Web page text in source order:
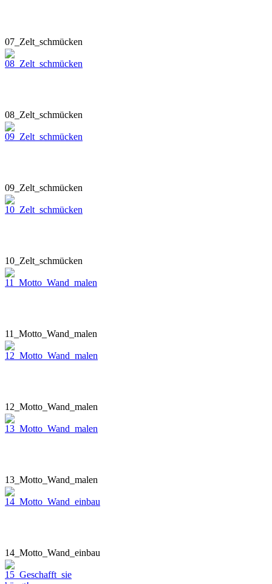
07_Zelt_schmücken
08_Zelt_schmücken
09_Zelt_schmücken
10_Zelt_schmücken
11_Motto_Wand_malen
12_Motto_Wand_malen
13_Motto_Wand_malen
14_Motto_Wand_einbau